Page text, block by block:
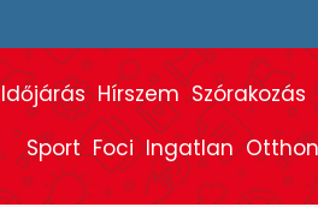
Időjárás Hírszem Szórakozás
Sport Foci Ingatlan Otthon